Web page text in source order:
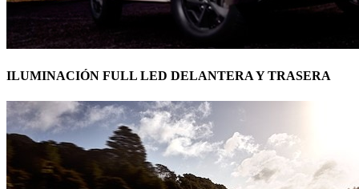
ILUMINACIÓN FULL LED DELANTERA Y TRASERA